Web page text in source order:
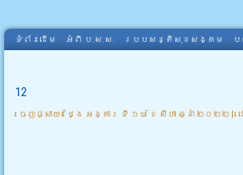
ទំព័រដើម អំពី​ ប.ស.ស. របបសន្តិសុខសង្គម ប
12
ចេញផ្សាយ៖ ថ្ងៃ អង្គារ ទី ១៦ ខែ សីហា ឆ្នាំ ២០២២ |